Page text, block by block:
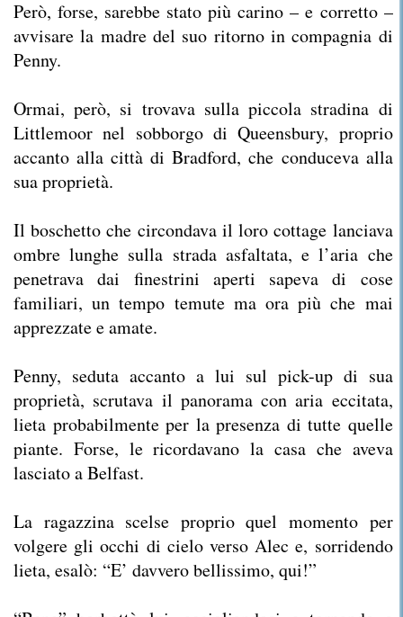
Però, forse, sarebbe stato più carino – e corretto –
avvisare la madre del suo ritorno in compagnia di
Penny.
Ormai, però, si trovava sulla piccola stradina di
Littlemoor nel sobborgo di Queensbury, proprio
accanto alla città di Bradford, che conduceva alla
sua proprietà.
Il boschetto che circondava il loro cottage lanciava
ombre lunghe sulla strada asfaltata, e l’aria che
penetrava dai finestrini aperti sapeva di cose
familiari, un tempo temute ma ora più che mai
apprezzate e amate.
Penny, seduta accanto a lui sul pick-up di sua
proprietà, scrutava il panorama con aria eccitata,
lieta probabilmente per la presenza di tutte quelle
piante. Forse, le ricordavano la casa che aveva
lasciato a Belfast.
La ragazzina scelse proprio quel momento per
volgere gli occhi di cielo verso Alec e, sorridendo
lieta, esalò: “E’ davvero bellissimo, qui!”